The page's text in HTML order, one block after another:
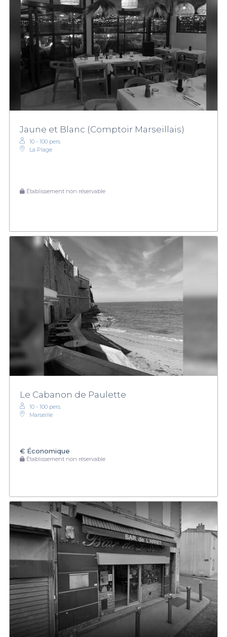
Jaune et Blanc (Comptoir Marseillais)
10 - 100 pers.
La Plage
Établissement non réservable
Le Cabanon de Paulette
10 - 100 pers.
Marseille
€ Économique
Établissement non réservable